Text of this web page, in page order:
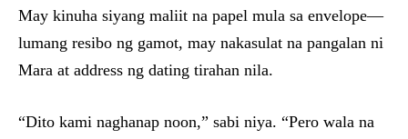
May kinuha siyang maliit na papel mula sa envelope—
lumang resibo ng gamot, may nakasulat na pangalan ni
Mara at address ng dating tirahan nila.
“Dito kami naghanap noon,” sabi niya. “Pero wala na